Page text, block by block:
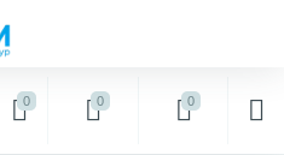
0 0 0